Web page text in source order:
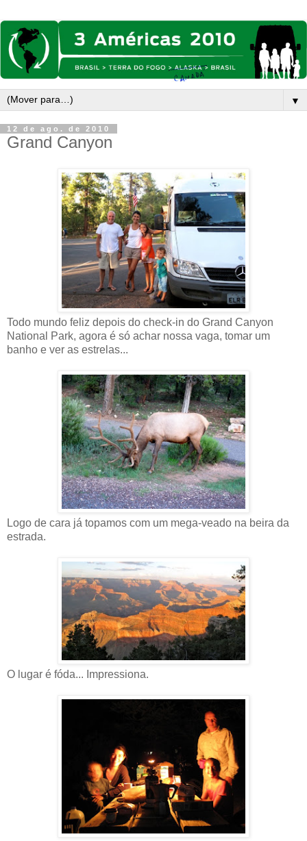
▼
12 de ago. de 2010
Grand Canyon
Todo mundo feliz depois do check-in do Grand Canyon
National Park, agora é só achar nossa vaga, tomar um
banho e ver as estrelas...
Logo de cara já topamos com um mega-veado na beira da
estrada.
O lugar é fóda... Impressiona.